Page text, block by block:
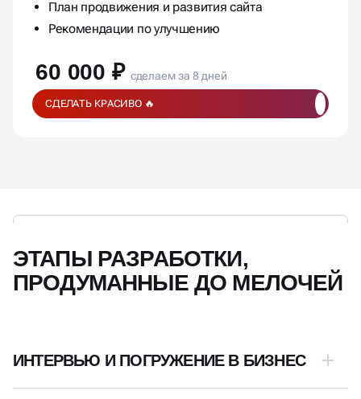
Анализ конверсии форм, блоков, кнопок
План продвижения и развития сайта
60 000 ₽ сделаем за 8 дней
ЭТАПЫ РАЗРАБОТКИ,
ИНТЕРВЬЮ И ПОГРУЖЕНИЕ В БИЗНЕС